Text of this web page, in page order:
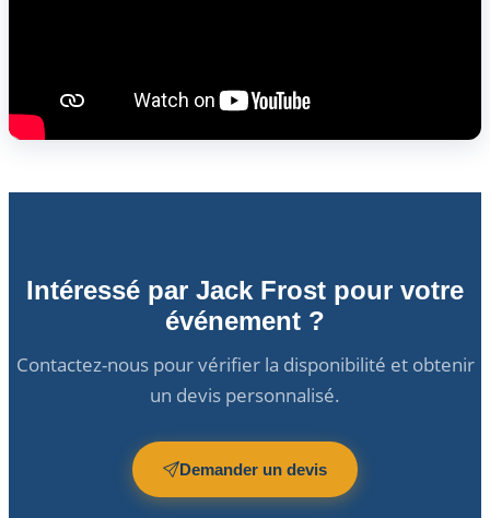
Intéressé par Jack Frost pour votre
événement ?
Contactez-nous pour vérifier la disponibilité et obtenir
un devis personnalisé.
Demander un devis